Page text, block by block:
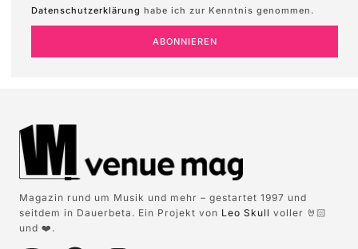
Datenschutzerklärung habe ich zur Kenntnis genommen.
ABONNIEREN
Magazin rund um Musik und mehr – gestartet 1997 und
seitdem in Dauerbeta. Ein Projekt von Leo Skull voller 🤘🏻
und ❤️.